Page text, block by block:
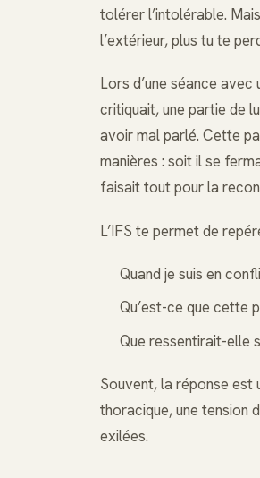
tolérer l’intolérable.
l’extérieur, plus tu te
Lors d’une séance
critiquait, une partie de
avoir mal parlé. Cette
manières : soit il se
faisait tout pour la
L’IFS te permet de
Quand je suis en
Qu’est-ce que cette
Que ressentirait-elle
Souvent, la réponse est
thoracique, une tension
exilées.